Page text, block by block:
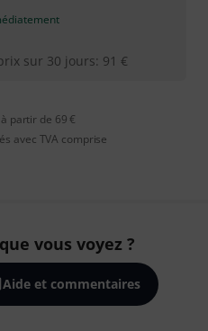
sur 30 jours: 91 €
partir de 69 €
avec TVA comprise
vous voyez ?
Aide et commentaires